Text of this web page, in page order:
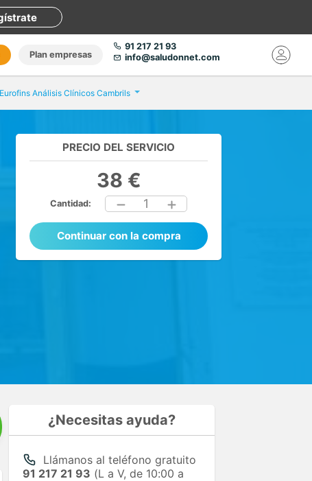
Plan empresas
91 217 21 93
info@saludonnet.com
Eurofins Análisis Clínicos Cambrils
PRECIO DEL SERVICIO
38 €
Cantidad: 1
Continuar con la compra
¿Necesitas ayuda?
Llámanos al teléfono gratuito
91 217 21 93 (L a V, de 10:00 a